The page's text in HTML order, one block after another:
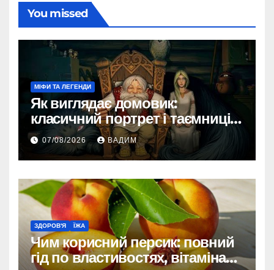
You missed
МІФИ ТА ЛЕГЕНДИ
Як виглядає домовик:
класичний портрет і таємниці
зовнішності
07/08/2026 ВАДИМ
ЗДОРОВ'Я ЇЖА
Чим корисний персик: повний
гід по властивостях, вітамінах і